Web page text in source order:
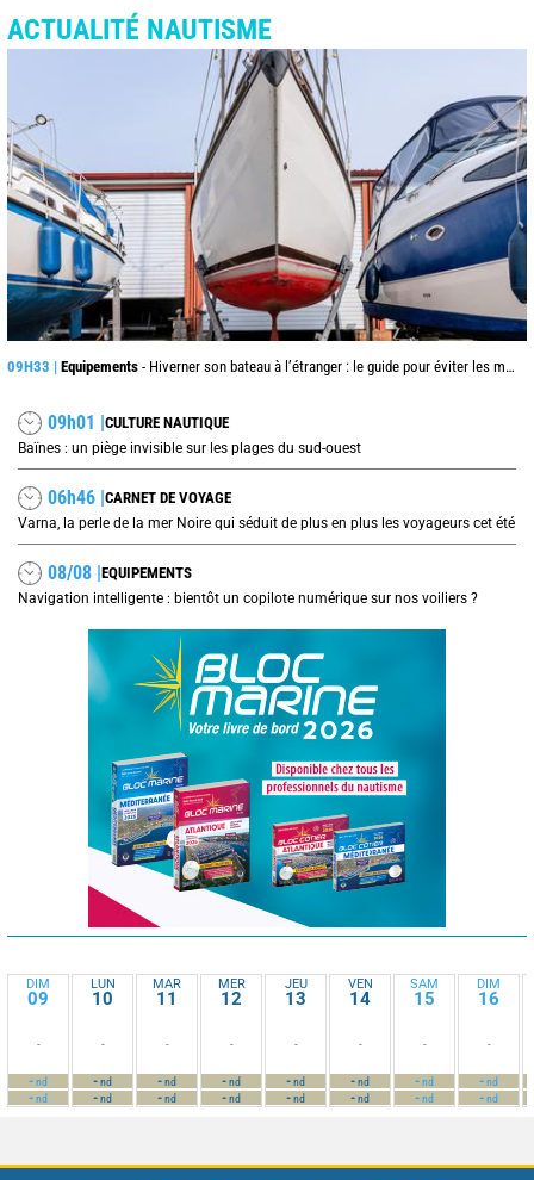
ACTUALITÉ NAUTISME
09H33 | Equipements - Hiverner son bateau à l’étranger : le guide pour éviter les mauvaises surprises
09h01 |CULTURE NAUTIQUE
Baïnes : un piège invisible sur les plages du sud-ouest
06h46 |CARNET DE VOYAGE
Varna, la perle de la mer Noire qui séduit de plus en plus les voyageurs cet été
08/08 |EQUIPEMENTS
Navigation intelligente : bientôt un copilote numérique sur nos voiliers ?
DIM
09
-
-nd
-nd
LUN
10
-
-nd
-nd
MAR
11
-
-nd
-nd
MER
12
-
-nd
-nd
JEU
13
-
-nd
-nd
VEN
14
-
-nd
-nd
SAM
15
-
-nd
-nd
DIM
16
-
-nd
-nd